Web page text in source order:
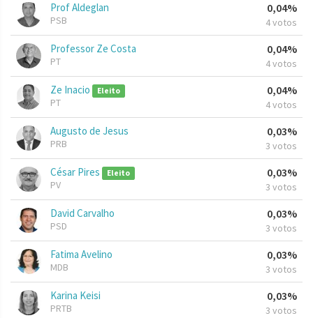
Prof Aldeglan
PSB
0,04%
4 votos
Professor Ze Costa
PT
0,04%
4 votos
Ze Inacio Eleito
PT
0,04%
4 votos
Augusto de Jesus
PRB
0,03%
3 votos
César Pires Eleito
PV
0,03%
3 votos
David Carvalho
PSD
0,03%
3 votos
Fatima Avelino
MDB
0,03%
3 votos
Karina Keisi
PRTB
0,03%
3 votos